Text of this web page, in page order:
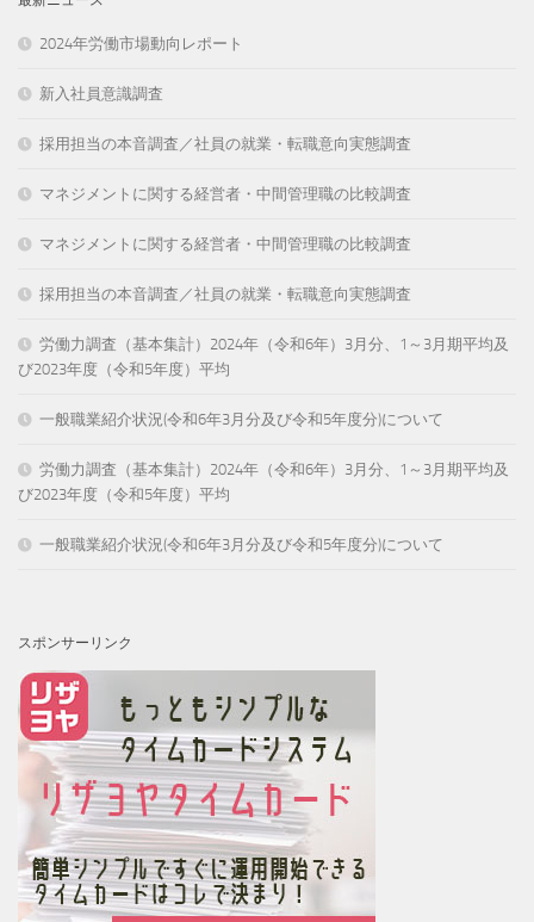
2024年労働市場動向レポート
新入社員意識調査
採用担当の本音調査／社員の就業・転職意向実態調査
マネジメントに関する経営者・中間管理職の比較調査
マネジメントに関する経営者・中間管理職の比較調査
採用担当の本音調査／社員の就業・転職意向実態調査
労働力調査（基本集計）2024年（令和6年）3月分、1～3月期平均及
び2023年度（令和5年度）平均
一般職業紹介状況(令和6年3月分及び令和5年度分)について
労働力調査（基本集計）2024年（令和6年）3月分、1～3月期平均及
び2023年度（令和5年度）平均
一般職業紹介状況(令和6年3月分及び令和5年度分)について
スポンサーリンク